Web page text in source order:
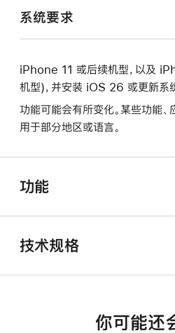
系统要求
iPhone 11 或后续机型，以及
机型)，并安装 iOS 26 或更新系
功能可能会有所变化。某些功能
用于部分地区或语言。
功能
技术规格
你可能还